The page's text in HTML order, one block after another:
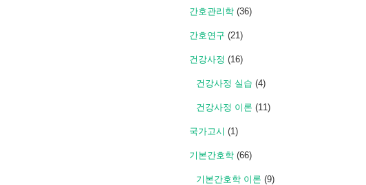
간호관리학 (36)
간호연구 (21)
건강사정 (16)
건강사정 실습 (4)
건강사정 이론 (11)
국가고시 (1)
기본간호학 (66)
기본간호학 이론 (9)